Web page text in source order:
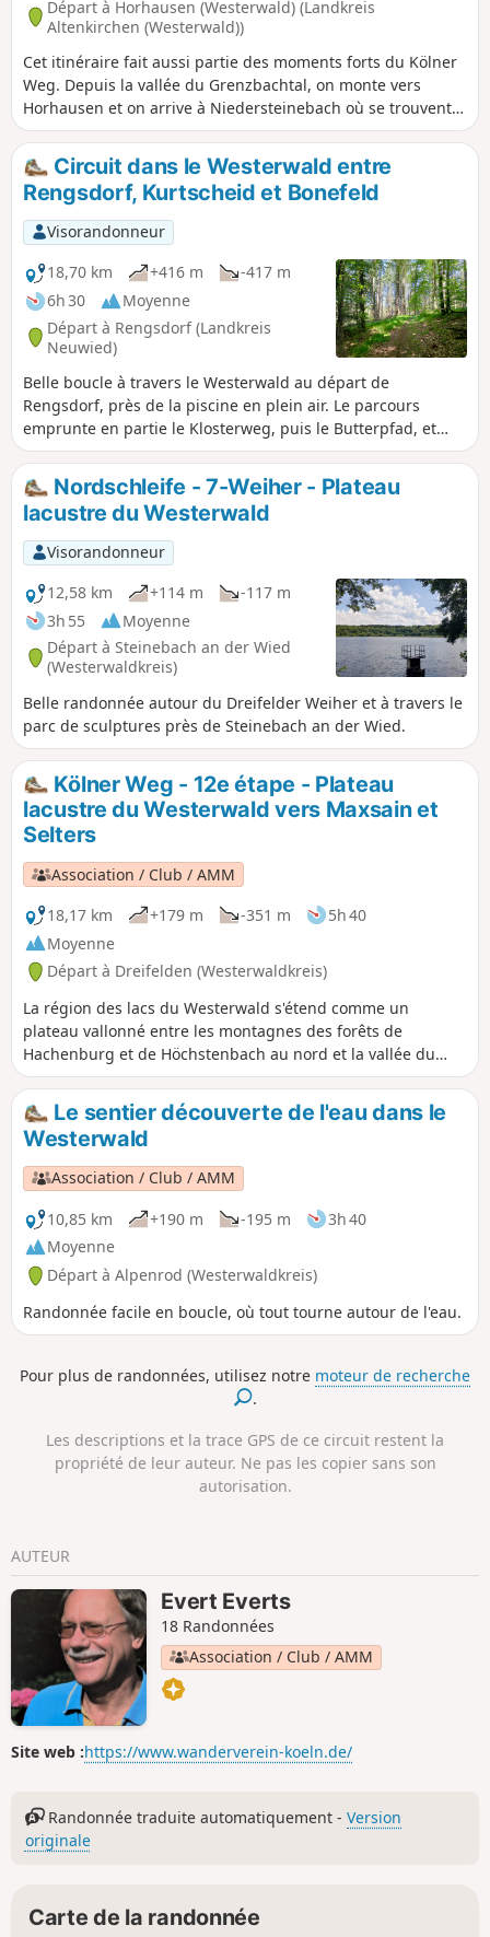
Départ à Horhausen (Westerwald) (Landkreis
Altenkirchen (Westerwald))
Cet itinéraire fait aussi partie des moments forts du Kölner
Weg. Depuis la vallée du Grenzbachtal, on monte vers
Horhausen et on arrive à Niedersteinebach où se trouvent
deux anciennes mines, l'Otto-Stollen et la Friedrich-
Wilhelm-Grube. Plus tard, au-dessus de Niedersteinebach,
on arrive à un super point de vue et on marche à travers les
bois en passant devant un chêne légendaire jusqu'à
Peterslahr. On visite le monastère d'Ehrenstein, on traverse
la Wied, on passe par la Metteshahner Schweiz, on arrive
au Bertenauer Kopf et enfin à Neustadt.
Circuit dans le Westerwald entre
Rengsdorf, Kurtscheid et Bonefeld
Visorandonneur
18,70 km
+416 m
-417 m
6h 30
Moyenne
Départ à Rengsdorf (Landkreis
Neuwied)
Belle boucle à travers le Westerwald au départ de
Rengsdorf, près de la piscine en plein air. Le parcours
emprunte en partie le Klosterweg, puis le Butterpfad, et
passe devant la tour panoramique de Kurtscheid. De larges
chemins forestiers alternent avec des sentiers étroits.
Nordschleife - 7-Weiher - Plateau
lacustre du Westerwald
Visorandonneur
12,58 km
+114 m
-117 m
3h 55
Moyenne
Départ à Steinebach an der Wied
(Westerwaldkreis)
Belle randonnée autour du Dreifelder Weiher et à travers le
parc de sculptures près de Steinebach an der Wied.
Kölner Weg - 12e étape - Plateau
lacustre du Westerwald vers Maxsain et
Selters
Association / Club / AMM
18,17 km
+179 m -351 m
5h 40
Moyenne
Départ à Dreifelden (Westerwaldkreis)
La région des lacs du Westerwald s'étend comme un
plateau vallonné entre les montagnes des forêts de
Hachenburg et de Höchstenbach au nord et la vallée du
Saynbach au sud. Le Kölner Weg fait presque tout le tour
du Dreifelder Weiher et traverse un paysage boisé
jusqu'aux lacs Haidenweiher, Brinkenweiher et Postweiher.
On continue jusqu'à Maxsain, on passe devant une belle
maison à colombages et on se dirige finalement vers
Selters.
Le sentier découverte de l'eau dans le
Westerwald
Association / Club / AMM
10,85 km
+190 m -195 m
3h 40
Moyenne
Départ à Alpenrod (Westerwaldkreis)
Randonnée facile en boucle, où tout tourne autour de l'eau.
Pour plus de randonnées, utilisez notre moteur de recherche
.
Les descriptions et la trace GPS de ce circuit restent la
propriété de leur auteur. Ne pas les copier sans son
autorisation.
AUTEUR
Evert Everts
18 Randonnées
Association / Club / AMM
Site web :https://www.wanderverein-koeln.de/
Randonnée traduite automatiquement -Version
originale
Carte de la randonnée